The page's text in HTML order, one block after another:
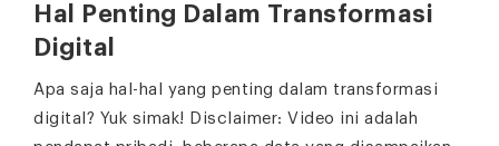
Hal Penting Dalam Transformasi
Digital
Apa saja hal-hal yang penting dalam transformasi
digital? Yuk simak! Disclaimer: Video ini adalah